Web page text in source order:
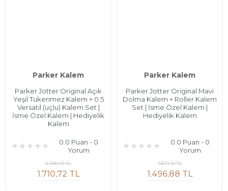
Parker Kalem
Parker Jotter Original Açık
Yeşil Tükenmez Kalem + 0.5
Versatil (uçlu) Kalem Set |
İsme Özel Kalem | Hediyelik
Kalem
0.0 Puan - 0
Yorum
1.710,72 TL
2.138,40 TL
Parker Kalem
Parker Jotter Original Mavi
Dolma Kalem + Roller Kalem
Set | İsme Özel Kalem |
Hediyelik Kalem
0.0 Puan - 0
Yorum
1.496,88 TL
1.871,10 TL